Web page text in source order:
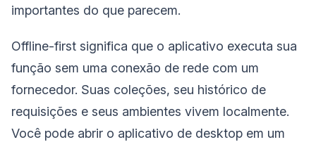
importantes do que parecem.
Offline-first significa que o aplicativo executa sua
função sem uma conexão de rede com um
fornecedor. Suas coleções, seu histórico de
requisições e seus ambientes vivem localmente.
Você pode abrir o aplicativo de desktop em um